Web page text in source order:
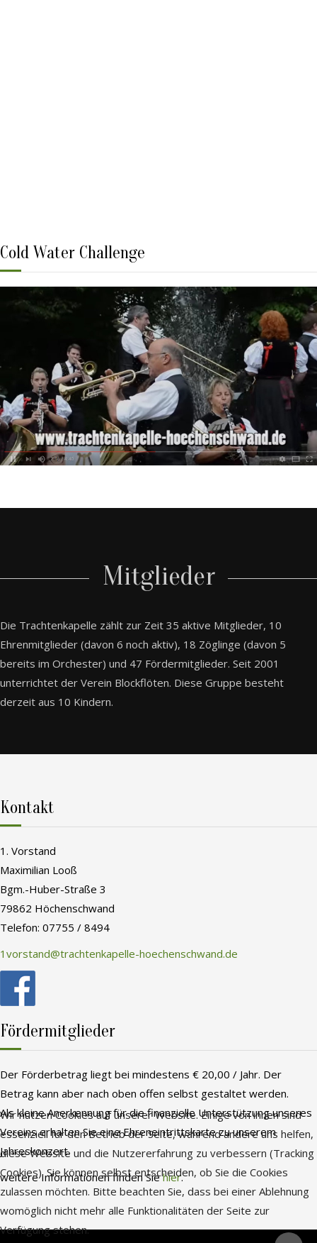
Cold Water Challenge
Mitglieder
Die Trachtenkapelle zählt zur Zeit 35 aktive Mitglieder, 10
Ehrenmitglieder (davon 6 noch aktiv), 18 Zöglinge (davon 5
bereits im Orchester) und 47 Fördermitglieder. Seit 2001
unterrichtet der Verein Blockflöten. Diese Gruppe besteht
derzeit aus 10 Kindern.
Kontakt
1. Vorstand
Maximilian Looß
Bgm.-Huber-Straße 3
79862 Höchenschwand
Telefon: 07755 / 8494
1vorstand@trachtenkapelle-hoechenschwand.de
Fördermitglieder
Der Förderbetrag liegt bei mindestens € 20,00 / Jahr. Der
Betrag kann aber nach oben offen selbst gestaltet werden.
Als kleine Anerkennung für die finanzielle Unterstützung unseres
Vereins erhalten Sie eine Ehreneintrittskarte zu unserem
Jahreskonzert.
weitere Informationen finden Siehier.
Wir nutzen Cookies auf unserer Website. Einige von ihnen sind
essenziell für den Betrieb der Seite, während andere uns helfen,
diese Website und die Nutzererfahrung zu verbessern (Tracking
Cookies). Sie können selbst entscheiden, ob Sie die Cookies
zulassen möchten. Bitte beachten Sie, dass bei einer Ablehnung
womöglich nicht mehr alle Funktionalitäten der Seite zur
Verfügung stehen.